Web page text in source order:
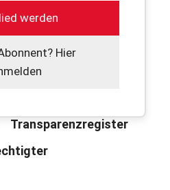
Die Kunden hätten sich
werden
Hier
Transparenzregister